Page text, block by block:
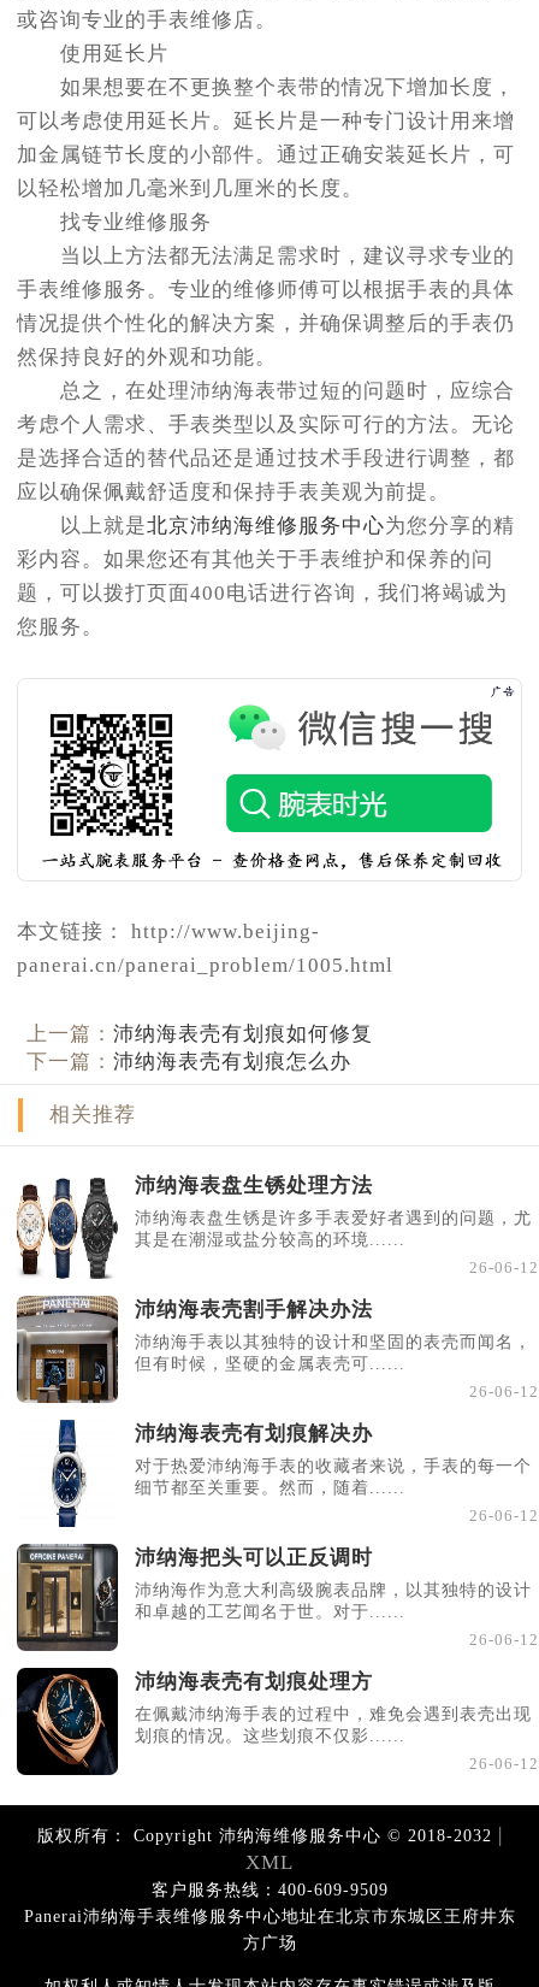
或咨询专业的手表维修店。
使用延长片
如果想要在不更换整个表带的情况下增加长度，
可以考虑使用延长片。延长片是一种专门设计用来增
加金属链节长度的小部件。通过正确安装延长片，可
以轻松增加几毫米到几厘米的长度。
找专业维修服务
当以上方法都无法满足需求时，建议寻求专业的
手表维修服务。专业的维修师傅可以根据手表的具体
情况提供个性化的解决方案，并确保调整后的手表仍
然保持良好的外观和功能。
总之，在处理沛纳海表带过短的问题时，应综合
考虑个人需求、手表类型以及实际可行的方法。无论
是选择合适的替代品还是通过技术手段进行调整，都
应以确保佩戴舒适度和保持手表美观为前提。
以上就是北京沛纳海维修服务中心为您分享的精
彩内容。如果您还有其他关于手表维护和保养的问
题，可以拨打页面400电话进行咨询，我们将竭诚为
您服务。
本文链接： http://www.beijing-
panerai.cn/panerai_problem/1005.html
上一篇：沛纳海表壳有划痕如何修复
下一篇：沛纳海表壳有划痕怎么办
相关推荐
沛纳海表盘生锈处理方法
沛纳海表盘生锈是许多手表爱好者遇到的问题，尤
其是在潮湿或盐分较高的环境......
26-06-12
沛纳海表壳割手解决办法
沛纳海手表以其独特的设计和坚固的表壳而闻名，
但有时候，坚硬的金属表壳可......
26-06-12
沛纳海表壳有划痕解决办
对于热爱沛纳海手表的收藏者来说，手表的每一个
细节都至关重要。然而，随着......
26-06-12
沛纳海把头可以正反调时
沛纳海作为意大利高级腕表品牌，以其独特的设计
和卓越的工艺闻名于世。对于......
26-06-12
沛纳海表壳有划痕处理方
在佩戴沛纳海手表的过程中，难免会遇到表壳出现
划痕的情况。这些划痕不仅影......
26-06-12
版权所有： Copyright 沛纳海维修服务中心 © 2018-2032 |
XML
客户服务热线：400-609-9509
Panerai沛纳海手表维修服务中心地址在北京市东城区王府井东
方广场